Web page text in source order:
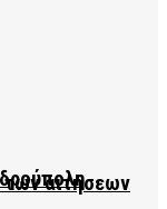
αιτήσεων